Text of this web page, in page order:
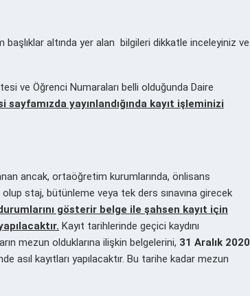
altında yer alan bilgileri dikkatle inceleyiniz ve
ve Öğrenci Numaraları belli olduğunda Daire
sayfamızda yayınlandığında kayıt işleminizi
ancak, ortaöğretim kurumlarında, önlisans
staj, bütünleme veya tek ders sınavına girecek
gösterir belge ile şahsen kayıt için
Kayıt tarihlerinde geçici kaydını
mezun olduklarına ilişkin belgelerini, 31 Aralık 2020
asıl kayıtları yapılacaktır. Bu tarihe kadar mezun